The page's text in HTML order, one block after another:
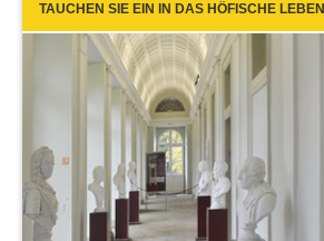
TAUCHEN SIE EIN IN DAS HÖFISCHE LEBEN